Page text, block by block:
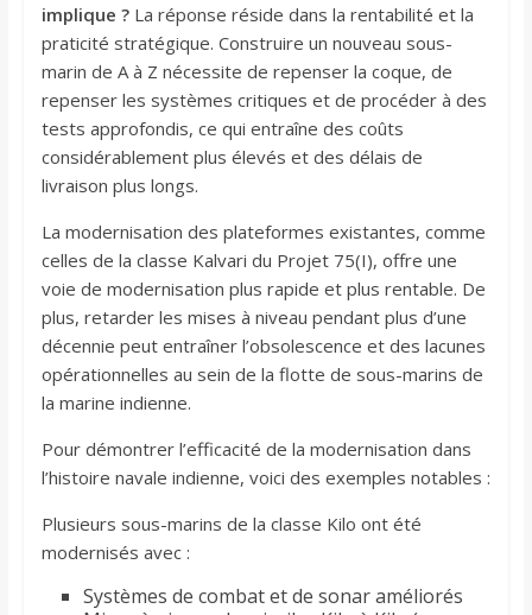
implique ?La réponse réside dans la rentabilité et la
praticité stratégique. Construire un nouveau sous-
marin de A à Z nécessite de repenser la coque, de
repenser les systèmes critiques et de procéder à des
tests approfondis, ce qui entraîne des coûts
considérablement plus élevés et des délais de
livraison plus longs.
La modernisation des plateformes existantes, comme
celles de la classe Kalvari du Projet 75(I), offre une
voie de modernisation plus rapide et plus rentable. De
plus, retarder les mises à niveau pendant plus d’une
décennie peut entraîner l’obsolescence et des lacunes
opérationnelles au sein de la flotte de sous-marins de
la marine indienne.
Pour démontrer l’efficacité de la modernisation dans
l’histoire navale indienne, voici des exemples notables :
Plusieurs sous-marins de la classe Kilo ont été
modernisés avec :
Systèmes de combat et de sonar améliorés